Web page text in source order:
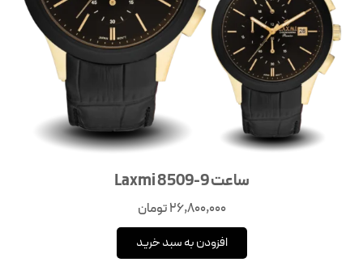
ساعت Laxmi 8509-9
26,800,000تومان
افزودن به سبد خرید